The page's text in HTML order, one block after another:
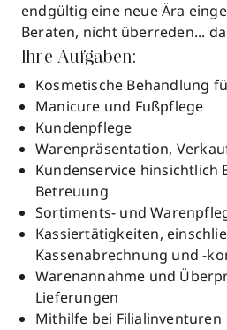
endgültig eine neue Ära
Beraten, nicht überreden...
Ihre Aufgaben:
Kosmetische Behandlung
Manicure und Fußpflege
Kundenpflege
Warenpräsentation,
Kundenservice hinsichtlich
Betreuung
Sortiments- und
Kassiertätigkeiten,
Kassenabrechnung und -
Warenannahme und
Lieferungen
Mithilfe bei Filialinventuren